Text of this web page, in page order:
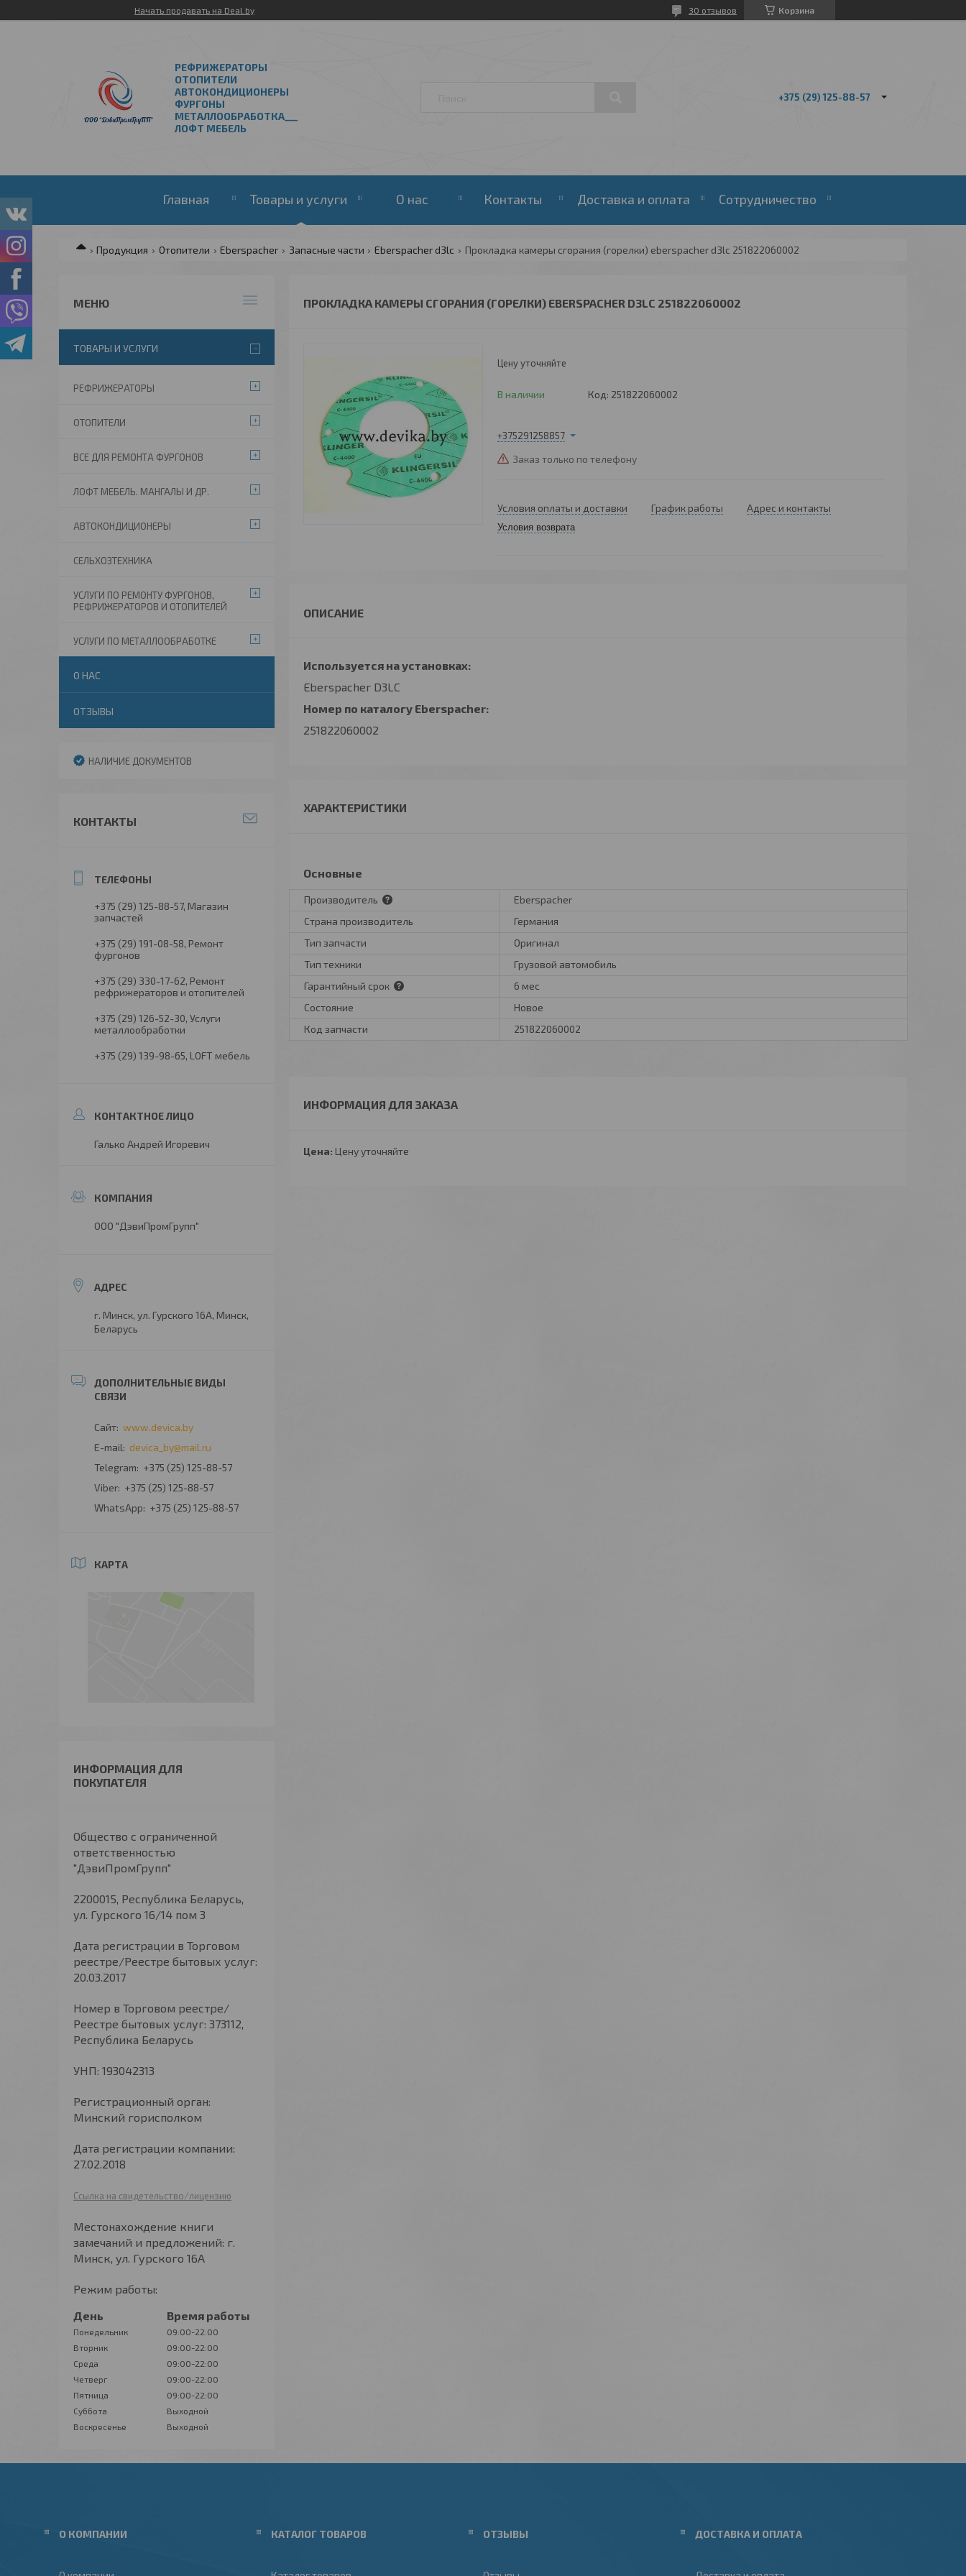
Начать продавать на Deal.by Корзина
30 отзывов
РЕФРИЖЕРАТОРЫ
ОТОПИТЕЛИ
АВТОКОНДИЦИОНЕРЫ
ФУРГОНЫ
МЕТАЛЛООБРАБОТКА___
ЛОФТ МЕБЕЛЬ
+375 (29) 125-88-57
Главная Товары и услуги О нас Контакты Доставка и оплата Сотрудничество
Продукция Отопители Eberspacher Запасные части Eberspacher d3lc Прокладка камеры сгорания (горелки) eberspacher d3lc 251822060002
ПРОКЛАДКА КАМЕРЫ СГОРАНИЯ (ГОРЕЛКИ) EBERSPACHER D3LC 251822060002
Цену уточняйте
В наличии Код: 251822060002
+375291258857
Заказ только по телефону
Условия оплаты и доставки График работы Адрес и контакты
Условия возврата
Используется на установках:
Eberspacher D3LC
Номер по каталогу Eberspacher:
251822060002
ХАРАКТЕРИСТИКИ
Основные
Производитель
Eberspacher
Страна производитель
Германия
Тип запчасти
Оригинал
Тип техники
Грузовой автомобиль
Гарантийный срок
6 мес
Состояние
Новое
Код запчасти
251822060002
ИНФОРМАЦИЯ ДЛЯ ЗАКАЗА
Цена: Цену уточняйте
ТОВАРЫ И УСЛУГИ
РЕФРИЖЕРАТОРЫ
ОТОПИТЕЛИ
ВСЕ ДЛЯ РЕМОНТА ФУРГОНОВ
ЛОФТ МЕБЕЛЬ. МАНГАЛЫ И ДР.
АВТОКОНДИЦИОНЕРЫ
СЕЛЬХОЗТЕХНИКА
УСЛУГИ ПО РЕМОНТУ ФУРГОНОВ,
РЕФРИЖЕРАТОРОВ И ОТОПИТЕЛЕЙ
УСЛУГИ ПО МЕТАЛЛООБРАБОТКЕ
О НАС
ОТЗЫВЫ
НАЛИЧИЕ ДОКУМЕНТОВ
КОНТАКТЫ
+375 (29) 125-88-57 Магазин
запчастей
+375 (29) 191-08-58 Ремонт
фургонов
+375 (29) 330-17-62 Ремонт
рефрижераторов и отопителей
+375 (29) 126-52-30 Услуги
металлообработки
+375 (29) 139-98-65 LOFT мебель
Галько Андрей Игоревич
ООО "ДэвиПромГрупп"
г. Минск, ул. Гурского 16А, Минск,
Беларусь
www.devica.by
devica_by@mail.ru
+375 (25) 125-88-57
+375 (25) 125-88-57
+375 (25) 125-88-57
КАРТА
ИНФОРМАЦИЯ ДЛЯ
ПОКУПАТЕЛЯ
Общество с ограниченной
ответственностью
"ДэвиПромГрупп"
2200015, Республика Беларусь,
ул. Гурского 16/14 пом 3
Дата регистрации в Торговом
реестре/Реестре бытовых услуг:
20.03.2017
Номер в Торговом реестре/
Реестре бытовых услуг: 373112,
Республика Беларусь
УНП: 193042313
Регистрационный орган:
Минский горисполком
Дата регистрации компании:
27.02.2018
Ссылка на свидетельство/лицензию
Местонахождение книги
замечаний и предложений: г.
Минск, ул. Гурского 16А
Режим работы:
День
Время работы
Понедельник
09:00-22:00
Вторник
09:00-22:00
Среда
09:00-22:00
Четверг
09:00-22:00
Пятница
09:00-22:00
Суббота
Выходной
Воскресенье
Выходной
О КОМПАНИИ КАТАЛОГ ТОВАРОВ ОТЗЫВЫ ДОСТАВКА И ОПЛАТА